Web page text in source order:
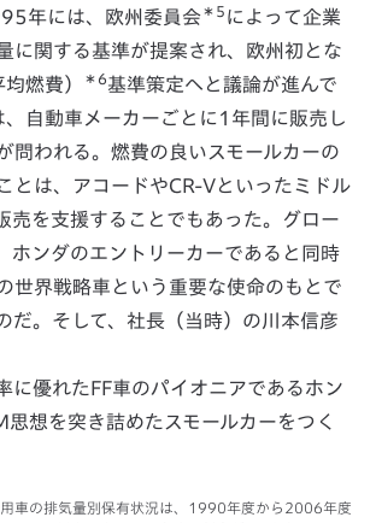
年には、欧州委員会＊5 によって企業
に関する基準が提案され、欧州初とな
燃費）
＊6基準策定へと議論が進んで
、自動車メーカーごとに1年間に販売し
問われる。燃費の良いスモールカーの
とは、アコードやCR-Vといったミドル
売を支援することでもあった。グロー
ホンダのエントリーカーであると同時
世界戦略車という重要な使命のもとで
だ。そして、社長（当時）の川本信彦
に優れたFF車のパイオニアであるホン
思想を突き詰めたスモールカーをつく
用車の排気量別保有状況は、1990年度から2006年度